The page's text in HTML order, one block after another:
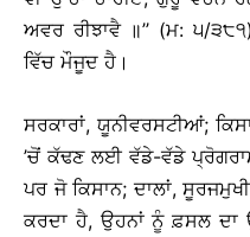
ਅਵਰ ਰੀਝਾਵੈ ॥’’ (ਮ: ੫/
ਵਿੱਚ ਮੌਜੂਦ ਹੈ।
ਸਰਕਾਰਾਂ, ਯੂਨੀਵਰਸਟੀਆਂ;
’ਚੋਂ ਕੱਢਣ ਲਈ ਵੱਡੇ-ਵੱਡੇ
ਪਰ ਜੋ ਕਿਸਾਨ; ਦਾਲਾਂ,
ਕਰਦਾ ਹੈ, ਉਹਨਾਂ ਨੂੰ ਫ਼ਸਲ ਦਾ